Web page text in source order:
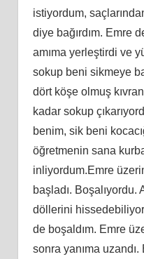
istiyordum,
diye bağırdım. Emre
amıma yerleştirdi ve
sokup beni sikmeye
dört köşe olmuş
kadar sokup
benim, sik beni
öğretmenin sana
inliyordum.Emre
başladı. Boşalıyordu.
döllerini
de boşaldım. Emre
sonra yanıma